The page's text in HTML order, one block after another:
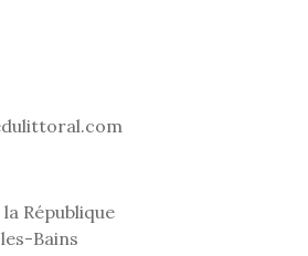
la République
Bains